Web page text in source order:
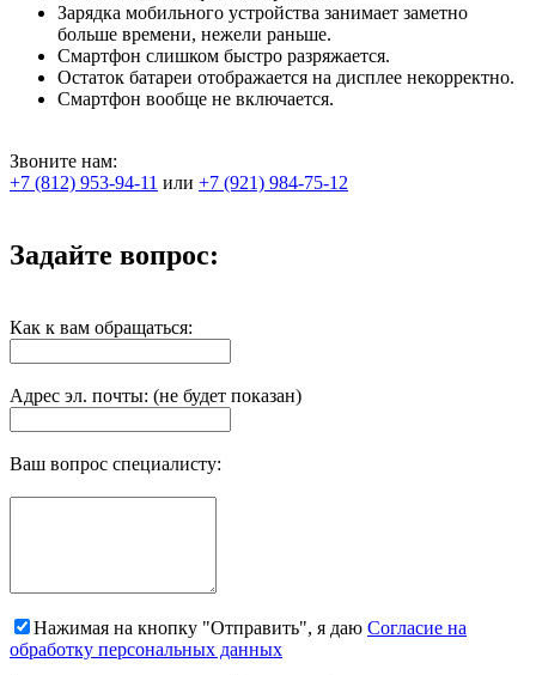
Зарядка мобильного устройства занимает заметно
больше времени, нежели раньше.
Смартфон слишком быстро разряжается.
Остаток батареи отображается на дисплее некорректно.
Смартфон вообще не включается.
Звоните нам:
+7 (812) 953-94-11 или +7 (921) 984-75-12
Задайте вопрос:
Как к вам обращаться:
Адрес эл. почты: (не будет показан)
Ваш вопрос специалисту:
Нажимая на кнопку "Отправить", я даю Согласие на
обработку персональных данных